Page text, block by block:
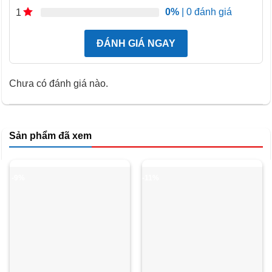
Bảo hành chính hãng 24 tháng
1
0% | 0 đánh giá
ĐÁNH GIÁ NGAY
Chưa có đánh giá nào.
Sản phẩm đã xem